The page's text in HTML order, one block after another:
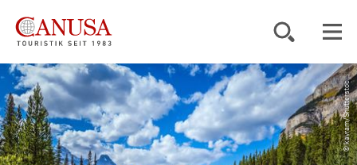
Reiseziele
Reisearten © kavram/Shutterstoc...